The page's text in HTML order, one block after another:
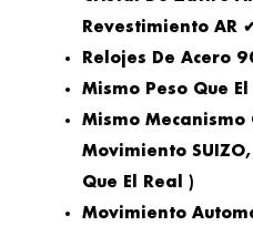
Revestimiento AR
Relojes De Acero
Mismo Peso Que
Mismo Mecanismo
Movimiento
Que El Real )
Movimiento